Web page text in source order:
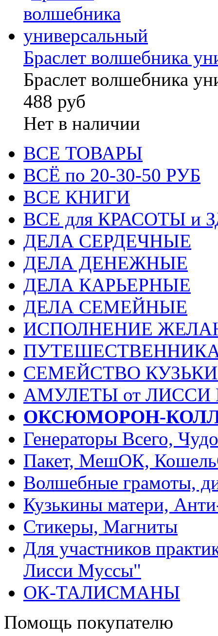
Браслет волшебника
Браслет волшебника
488 руб
Нет в наличии
ВСЕ ТОВАРЫ
ВСЁ по 20-30-50 РУБ
ВСЕ КНИГИ
ВСЕ для КРАСОТЫ и
ДЕЛА СЕРДЕЧНЫЕ
ДЕЛА ДЕНЕЖНЫЕ
ДЕЛА КАРЬЕРНЫЕ
ДЕЛА СЕМЕЙНЫЕ
ИСПОЛНЕНИЕ
СЕМЕЙСТВО
АМУЛЕТЫ от
ОКСЮМОРОН-
Генераторы Всего,
Пакет, МешОК,
Волшебные грамоты,
Кузькины матери,
Стикеры, Магниты
Для участников
Лисси Муссы"
ОК-ТАЛИСМАНЫ
Помощь покупателю